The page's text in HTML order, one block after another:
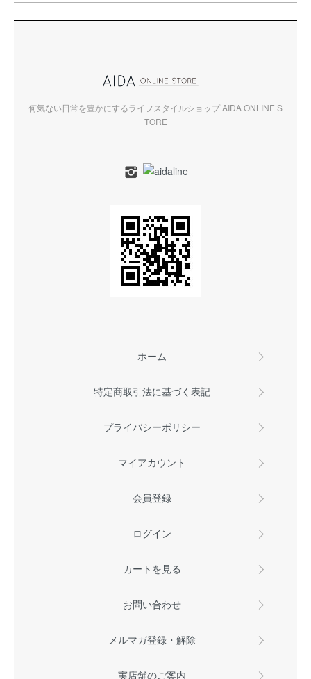
何気ない日常を豊かにするライフスタイルショップ AIDA ONLINE S
TORE
ホーム
特定商取引法に基づく表記
プライバシーポリシー
マイアカウント
会員登録
ログイン
カートを見る
お問い合わせ
メルマガ登録・解除
実店舗のご案内